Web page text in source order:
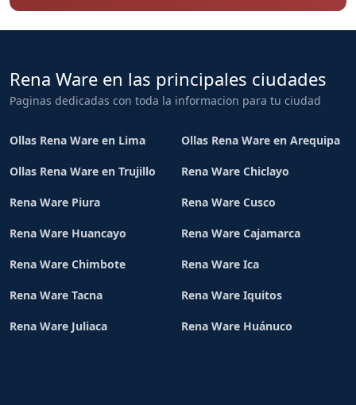
Rena Ware en las principales ciudades
Paginas dedicadas con toda la informacion para tu ciudad
Ollas Rena Ware en Lima Ollas Rena Ware en Arequipa
Ollas Rena Ware en Trujillo Rena Ware Chiclayo
Rena Ware Piura Rena Ware Cusco
Rena Ware Huancayo Rena Ware Cajamarca
Rena Ware Chimbote Rena Ware Ica
Rena Ware Tacna Rena Ware Iquitos
Rena Ware Juliaca Rena Ware Huánuco